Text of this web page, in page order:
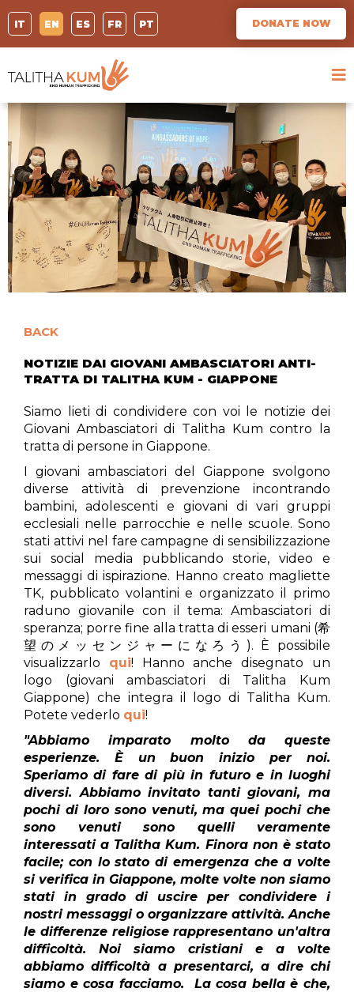
IT EN ES FR PT DONATE NOW
BACK
NOTIZIE DAI GIOVANI AMBASCIATORI ANTI-
TRATTA DI TALITHA KUM - GIAPPONE
Siamo lieti di condividere con voi le notizie dei
Giovani Ambasciatori di Talitha Kum contro la
tratta di persone in Giappone.
I giovani ambasciatori del Giappone svolgono
diverse attività di prevenzione incontrando
bambini, adolescenti e giovani di vari gruppi
ecclesiali nelle parrocchie e nelle scuole. Sono
stati attivi nel fare campagne di sensibilizzazione
sui social media pubblicando storie, video e
messaggi di ispirazione. Hanno creato magliette
TK, pubblicato volantini e organizzato il primo
raduno giovanile con il tema: Ambasciatori di
speranza; porre fine alla tratta di esseri umani (希
望のメッセンジャーになろう). È possibile
visualizzarlo qui! Hanno anche disegnato un
logo (giovani ambasciatori di Talitha Kum
Giappone) che integra il logo di Talitha Kum.
Potete vederlo qui!
"Abbiamo imparato molto da queste
esperienze. È un buon inizio per noi.
Speriamo di fare di più in futuro e in luoghi
diversi. Abbiamo invitato tanti giovani, ma
pochi di loro sono venuti, ma quei pochi che
sono venuti sono quelli veramente
interessati a Talitha Kum. Finora non è stato
facile; con lo stato di emergenza che a volte
si verifica in Giappone, molte volte non siamo
stati in grado di uscire per condividere i
nostri messaggi o organizzare attività. Anche
le differenze religiose rappresentano un'altra
difficoltà. Noi siamo cristiani e a volte
abbiamo difficoltà a presentarci, a dire chi
siamo e cosa facciamo. La cosa bella è che,